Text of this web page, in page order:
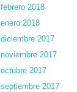
febrero 2018
enero 2018
diciembre 2017
noviembre 2017
octubre 2017
septiembre 2017